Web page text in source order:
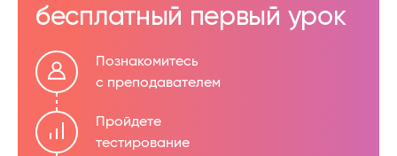
бесплатный первый урок
Познакомитесь
с преподавателем
Пройдете
тестирование